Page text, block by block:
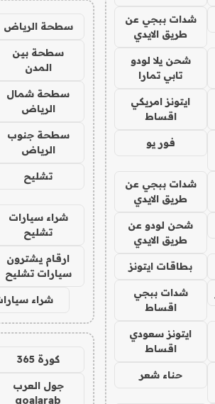
شدات ببجي عن
طريق الايدي
شحن يلا لودو
تابي تمارا
ايتونز امريكي
اقساط
فور يو
شدات ببجي عن
طريق الايدي
شحن لودو عن
طريق الايدي
بطاقات ايتونز
شدات ببجي
اقساط
ايتونز سعودي
اقساط
حناء شعر
سطحة الرياض
سطحة بين
المدن
سطحة شمال
الرياض
سطحة جنوب
الرياض
تشليح
شراء سيارات
تشليح
ارقام يشترون
سيارات تشليح
شراء
كورة 365
جول العرب
goalarab